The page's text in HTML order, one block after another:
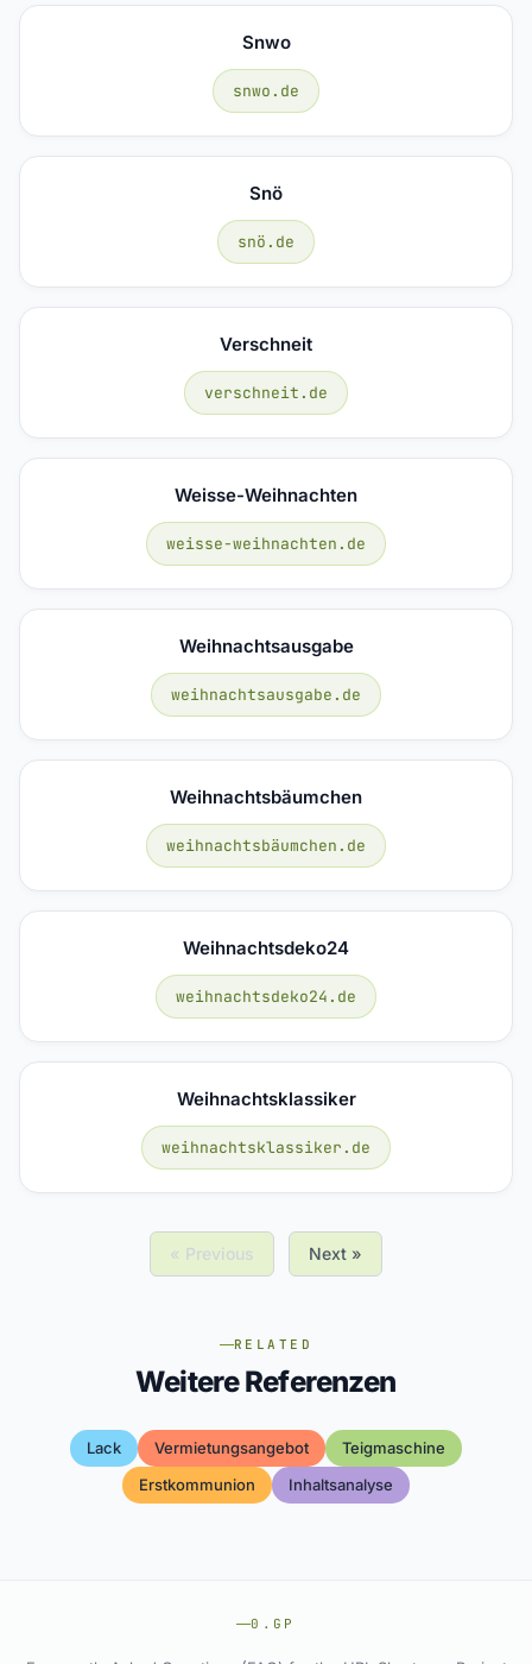
Snwo
snwo.de
Snö
snö.de
Verschneit
verschneit.de
Weisse-Weihnachten
weisse-weihnachten.de
Weihnachtsausgabe
weihnachtsausgabe.de
Weihnachtsbäumchen
weihnachtsbäumchen.de
Weihnachtsdeko24
weihnachtsdeko24.de
Weihnachtsklassiker
weihnachtsklassiker.de
« Previous Next »
RELATED
Weitere Referenzen
Lack Vermietungsangebot
Teigmaschine
Erstkommunion
Inhaltsanalyse
0.GP